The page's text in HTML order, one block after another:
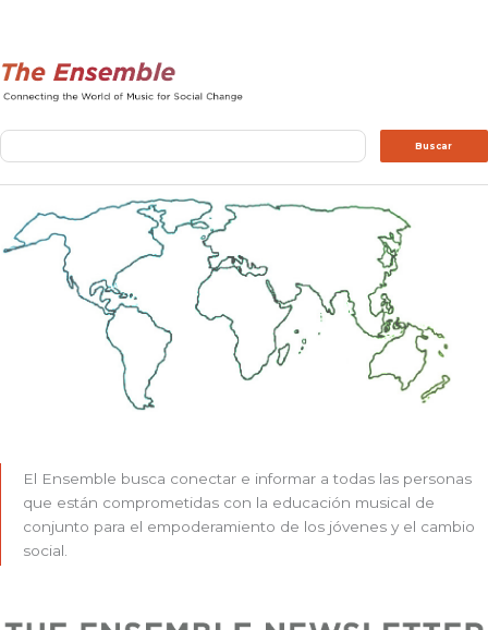
Buscar Buscar
El Ensemble busca conectar e informar a todas las personas
que están comprometidas con la educación musical de
conjunto para el empoderamiento de los jóvenes y el cambio
social.